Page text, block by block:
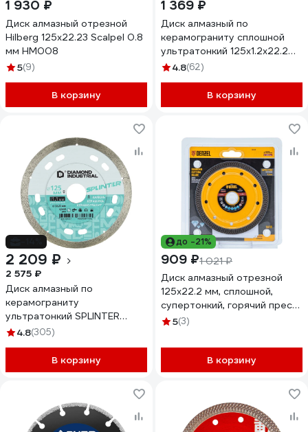
1 930 ₽
Диск алмазный отрезной
Hilberg 125x22.23 Scalpel 0.8
мм HM008
5(9)
В корзину
1 369 ₽
Диск алмазный по
керамограниту сплошной
ультратонкий 125х1.2х22.2
мм RAGE Furious 605126
4.8(62)
В корзину
2 209 ₽
2 575 ₽
Диск алмазный по
керамограниту
ультратонкий SPLINTER
125x8x1.1x22.23 мм Diamond
4.8(305)
В корзину
до -21%
909 ₽1 021 ₽
Диск алмазный отрезной
125x22.2 мм, сплошной,
супертонкий, горячий пресс,
сухой/мокрый рез Denzel
5(3)
В корзину